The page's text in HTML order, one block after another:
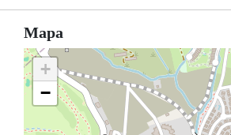
Mapa
+
−